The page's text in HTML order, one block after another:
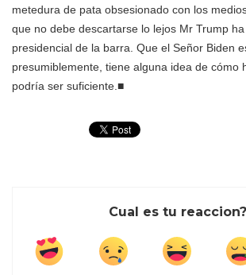
metedura de pata obsesionado con los
que no debe descartarse lo lejos Mr Trump
presidencial de la barra. Que el Señor Biden
presumiblemente, tiene alguna idea de cómo
podría ser suficiente. ■
Cual es tu reaccion?